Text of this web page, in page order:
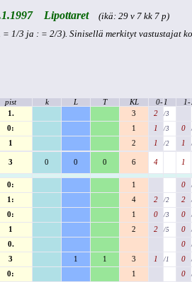
Lipottaret
(ikä: 29 v 7 kk 7 p)
1/3 ja : = 2/3). Sinisellä merkityt vastustajat
pist k L T KL 0-1 1-
1. 3 2 /3
0: 1 1 /3 0
1 2 1 /2 1
3 0 0 0 6 4 1
0: 1 0
1: 4 2 /2 2
0: 1 0 /3 0
1 2 2 /5 0
0. 0
3 1 1 3 1 /1 0
0: 1 0